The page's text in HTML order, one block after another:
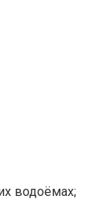
водоёмах;